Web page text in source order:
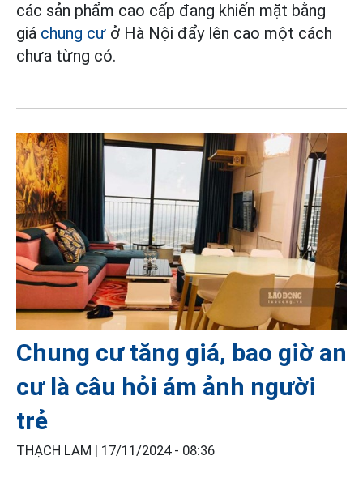
các sản phẩm cao cấp đang khiến mặt bằng
giá chung cư ở Hà Nội đẩy lên cao một cách
chưa từng có.
Chung cư tăng giá, bao giờ an
cư là câu hỏi ám ảnh người
trẻ
THẠCH LAM | 17/11/2024 - 08:36